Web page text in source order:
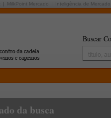
MilkPoint Mercado Inteligência de Mercado
Buscar
da busca